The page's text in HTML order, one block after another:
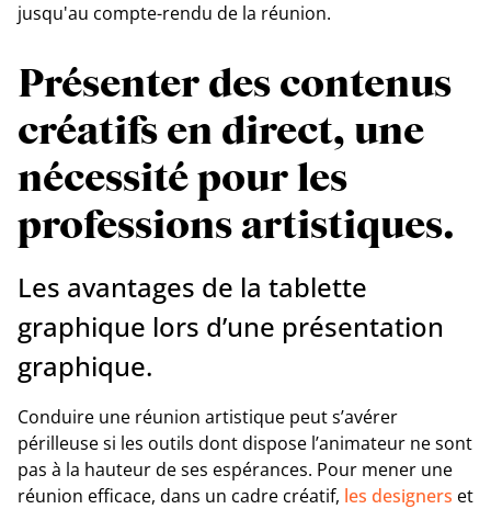
jusqu'au compte-rendu de la réunion.
Présenter des contenus
créatifs en direct, une
nécessité pour les
professions artistiques.
Les avantages de la tablette
graphique lors d’une présentation
graphique.
Conduire une réunion artistique peut s’avérer
périlleuse si les outils dont dispose l’animateur ne sont
pas à la hauteur de ses espérances. Pour mener une
réunion efficace, dans un cadre créatif, les designers et